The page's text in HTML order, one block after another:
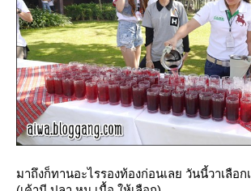
มาถึงก็ทานอะไรรองท้องก่อนเลย วันนี้วาเลือก